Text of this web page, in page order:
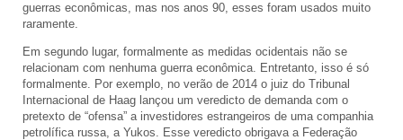
guerras econômicas, mas nos anos 90, esses foram usados muito
raramente.
Em segundo lugar, formalmente as medidas ocidentais não se
relacionam com nenhuma guerra econômica. Entretanto, isso é só
formalmente. Por exemplo, no verão de 2014 o juiz do Tribunal
Internacional de Haag lançou um veredicto de demanda com o
pretexto de “ofensa” a investidores estrangeiros de uma companhia
petrolífica russa, a Yukos. Esse veredicto obrigava a Federação